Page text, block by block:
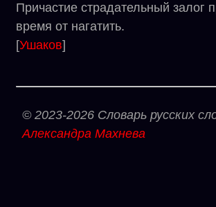
Причастие страдательный залог
время от нагатить.
[Ушаков]
© 2023-2026 Словарь русских
Александра Махнева